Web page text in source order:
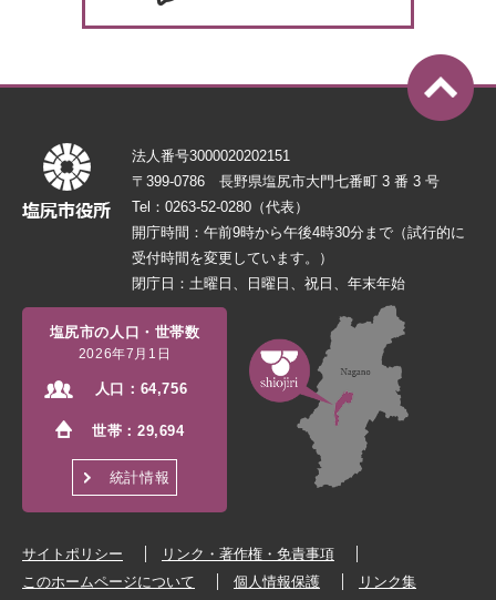
法人番号3000020202151
〒399-0786 長野県塩尻市大門七番町 3 番 3 号
Tel：0263-52-0280（代表）
開庁時間：午前9時から午後4時30分まで（試行的に
受付時間を変更しています。）
閉庁日：土曜日、日曜日、祝日、年末年始
塩尻市の人口・世帯数
2026年7月1日
人口： 64,756
世帯：29,694
統計情報
サイトポリシー
リンク・著作権・免責事項
このホームページについて
個人情報保護 リンク集